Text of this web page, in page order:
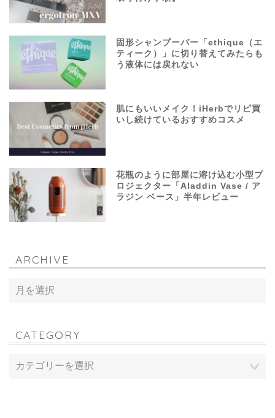
固形シャンプーバー「ethique（エ
ティーク）」に切り替えてみたらも
う液体には戻れない
肌にもいいメイク！iHerbでリピ買
いし続けているおすすめコスメ
花瓶のように部屋に溶け込む小型プ
ロジェクター「Aladdin Vase / ア
ラジン ベース」半年レビュー
ARCHIVE
CATEGORY